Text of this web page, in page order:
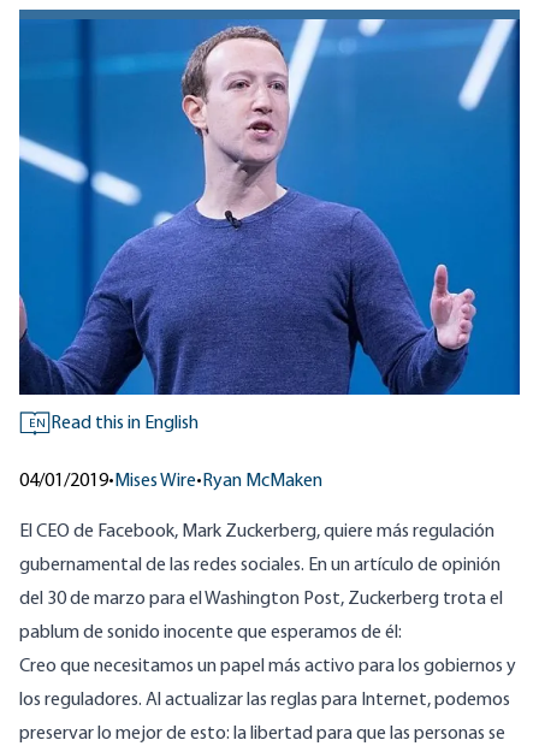
EN Read this in English
04/01/2019• Mises Wire• Ryan McMaken
El CEO de Facebook, Mark Zuckerberg, quiere más regulación
gubernamental de las redes sociales. En unartículo de opinión
del 30 de marzo para el Washington Post, Zuckerberg trota el
pablum de sonido inocente que esperamos de él:
Creo que necesitamos un papel más activo para los gobiernos y
los reguladores. Al actualizar las reglas para Internet, podemos
preservar lo mejor de esto: la libertad para que las personas se